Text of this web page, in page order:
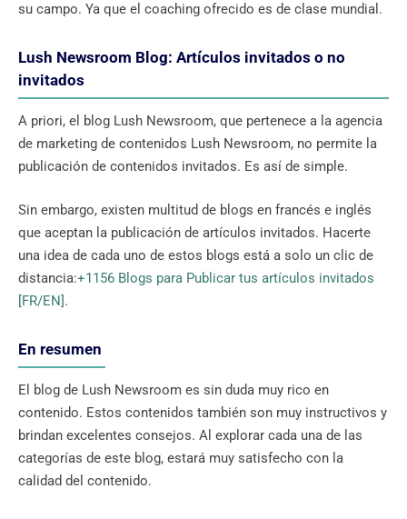
su campo. Ya que el coaching ofrecido es de clase mundial.
Lush Newsroom Blog: Artículos invitados o no
invitados
A priori, el blog Lush Newsroom, que pertenece a la agencia
de marketing de contenidos Lush Newsroom, no permite la
publicación de contenidos invitados. Es así de simple.
Sin embargo, existen multitud de blogs en francés e inglés
que aceptan la publicación de artículos invitados. Hacerte
una idea de cada uno de estos blogs está a solo un clic de
distancia:+1156 Blogs para Publicar tus artículos invitados
[FR/EN].
En resumen
El blog de Lush Newsroom es sin duda muy rico en
contenido. Estos contenidos también son muy instructivos y
brindan excelentes consejos. Al explorar cada una de las
categorías de este blog, estará muy satisfecho con la
calidad del contenido.